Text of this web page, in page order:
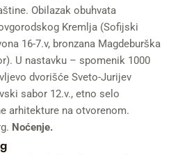
Obilazak obuhvata
Kremlja (Sofijski
16-7.v, bronzana Magdeburška
U nastavku – spomenik 1000
dvorišće Sveto-Jurijev
sabor 12.v., etno selo
arhitekture na otvorenom.
Noćenje.